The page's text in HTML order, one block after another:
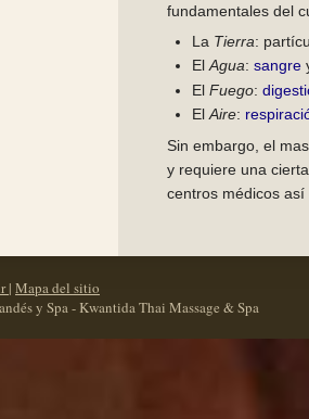
fundamentales del
La Tierra:
El Agua: sangre
El Fuego:
El Aire:
Sin embargo, el
y requiere una
centros médicos así
| Mapa del sitio
y Spa - Kwantida Thai Massage & Spa